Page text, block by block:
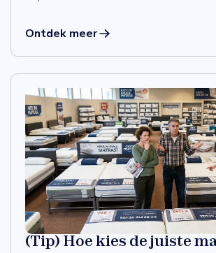
Ontdek meer
(Tip) Hoe kies de juiste